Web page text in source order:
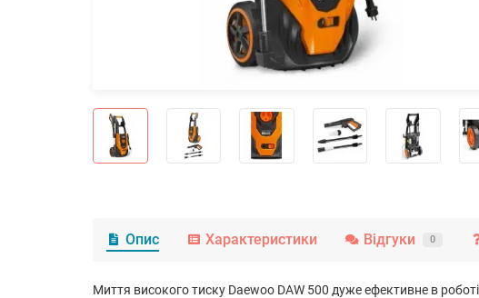
Опис Характеристики Відгуки 0
Миття високого тиску Daewoo DAW 500 дуже ефективне в